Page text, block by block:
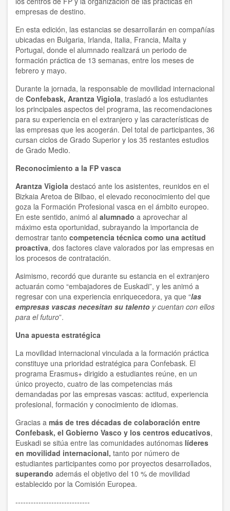
empresas de destino.
En esta edición, las estancias se desarrollarán en compañías
ubicadas en Bulgaria, Irlanda, Italia, Francia, Malta y
Portugal, donde el alumnado realizará un periodo de
formación práctica de 13 semanas, entre los meses de
febrero y mayo.
Durante la jornada, la responsable de movilidad internacional
de Confebask, Arantza Vigiola, trasladó a los estudiantes
los principales aspectos del programa, las recomendaciones
para su experiencia en el extranjero y las características de
las empresas que les acogerán. Del total de participantes, 36
cursan ciclos de Grado Superior y los 35 restantes estudios
de Grado Medio.
Reconocimiento a la FP vasca
Arantza Vigiola destacó ante los asistentes, reunidos en el
Bizkaia Aretoa de Bilbao, el elevado reconocimiento del que
goza la Formación Profesional vasca en el ámbito europeo.
En este sentido, animó al alumnado a aprovechar al
máximo esta oportunidad, subrayando la importancia de
demostrar tanto competencia técnica como una actitud
proactiva, dos factores clave valorados por las empresas en
los procesos de contratación.
Asimismo, recordó que durante su estancia en el extranjero
actuarán como “embajadores de Euskadi”, y les animó a
regresar con una experiencia enriquecedora, ya que “las
empresas vascas necesitan su talento y cuentan con ellos
para el futuro”.
Una apuesta estratégica
La movilidad internacional vinculada a la formación práctica
constituye una prioridad estratégica para Confebask. El
programa Erasmus+ dirigido a estudiantes reúne, en un
único proyecto, cuatro de las competencias más
demandadas por las empresas vascas: actitud, experiencia
profesional, formación y conocimiento de idiomas.
Gracias a más de tres décadas de colaboración entre
Confebask, el Gobierno Vasco y los centros educativos,
Euskadi se sitúa entre las comunidades autónomas líderes
en movilidad internacional, tanto por número de
estudiantes participantes como por proyectos desarrollados,
superando además el objetivo del 10 % de movilidad
establecido por la Comisión Europea.
-----------------------------